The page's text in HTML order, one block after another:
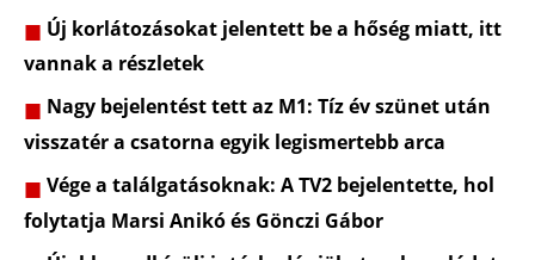
Új korlátozásokat jelentett be a hőség miatt, itt
vannak a részletek
Nagy bejelentést tett az M1: Tíz év szünet után
visszatér a csatorna egyik legismertebb arca
Vége a találgatásoknak: A TV2 bejelentette, hol
folytatja Marsi Anikó és Gönczi Gábor